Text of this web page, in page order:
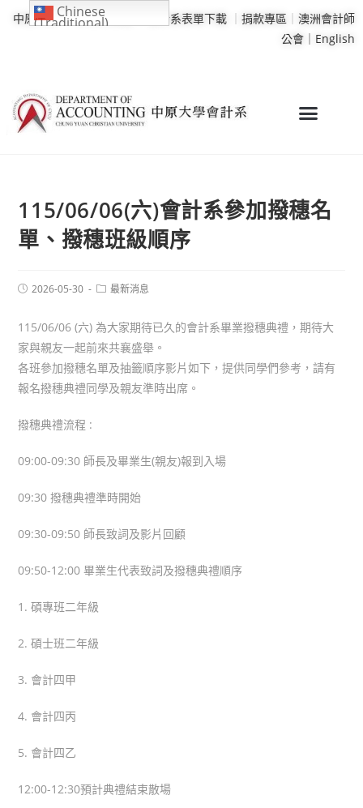
中原大學｜學校行事曆 會計系表單下載 ｜ 捐款專區 ｜ 澳洲會計師
公會｜ English
115/06/06(六)會計系參加撥穗名
單、撥穗班級順序
2026-05-30 最新消息
115/06/06 (六) 為大家期待已久的會計系畢業撥穗典禮，期待大
家與‍親友一起前來共襄盛舉。
各班參加撥穗名單及抽籤順序影片如下，提供同學們參考，請有
報名撥穗典禮同學及親友準時出席。
撥穗典禮流程 :
09:00-09:30 師長及畢業生(親友)報到入場
09:30 撥穗典禮準時開始
09:30-09:50 師長致詞及影片回顧
09:50-12:00 畢業生代表致詞及撥穗典禮順序
1. 碩專班二年級
2. 碩士班二年級
3. 會計四甲
4. 會計四丙
5. 會計四乙
12:00-12:30預計典禮結束散場
Chinese
(Traditional)